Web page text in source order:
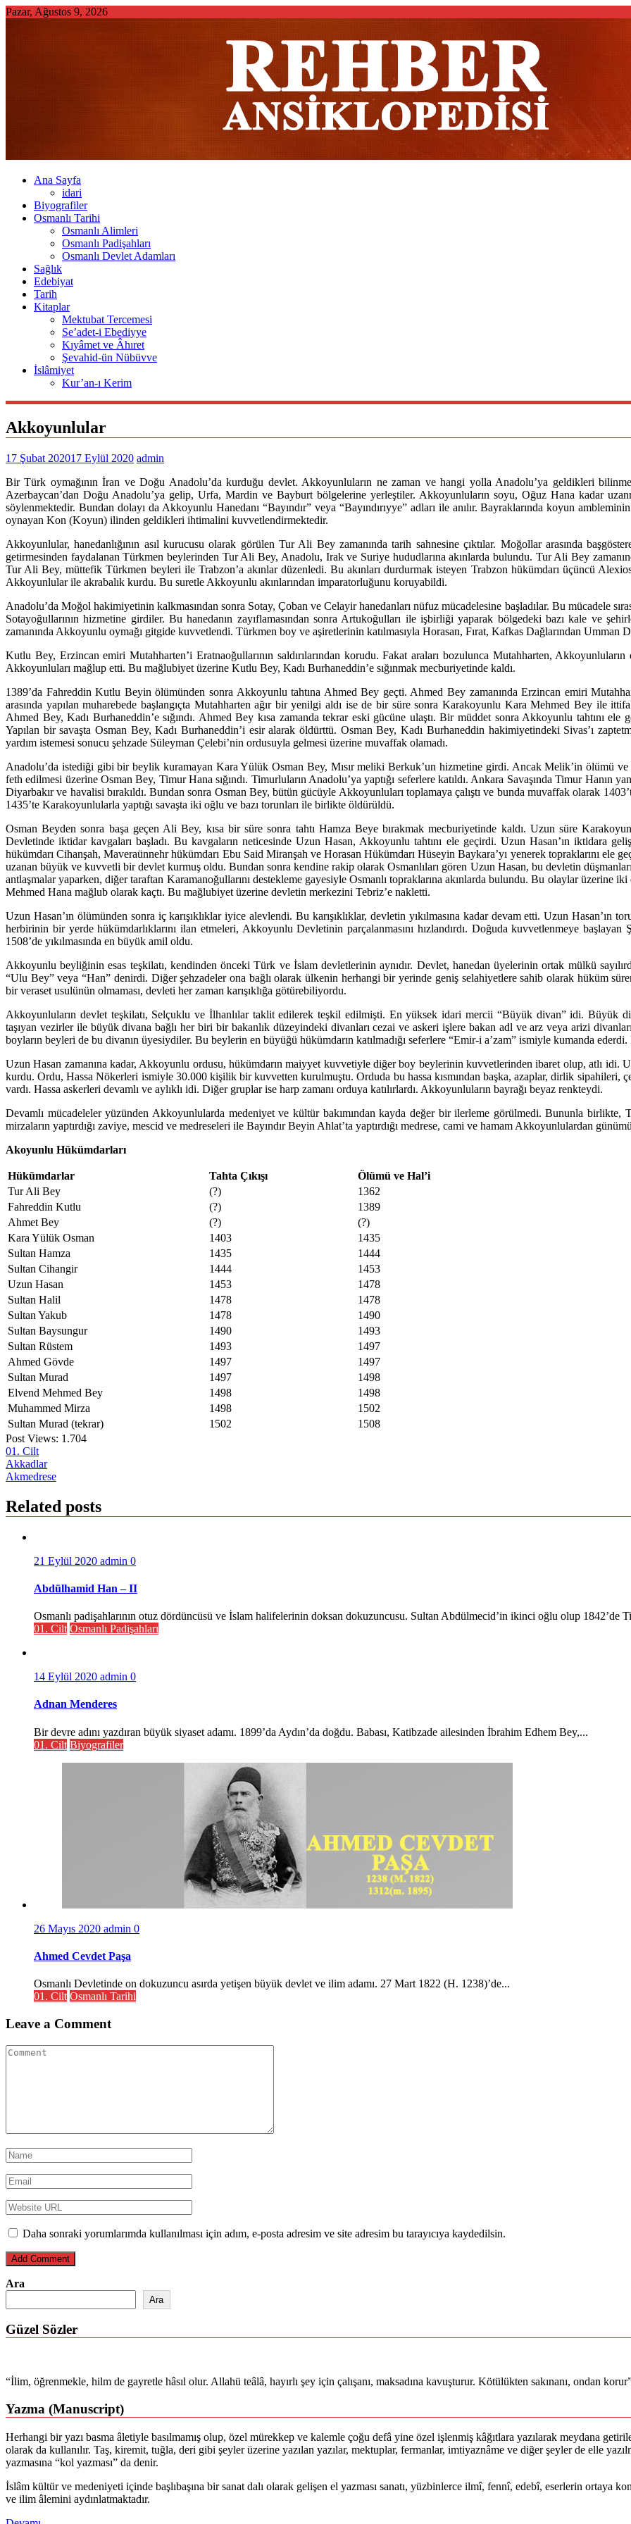
Skip
Pazar, Ağustos 9, 2026
Ana Sayfa
idari
Biyografiler
Osmanlı Tarihi
Osmanlı Alimleri
Osmanlı Padişahları
Osmanlı Devlet Adamları
Sağlık
Edebiyat
Tarih
Kitaplar
Mektubat Tercemesi
Se’adet-i Ebediyye
Kıyâmet ve Âhıret
Şevahid-ün Nübüvve
İslâmiyet
Kur’an-ı Kerim
Akkoyunlular
17 Şubat 202017 Eylül 2020 admin
Bir Türk oymağının İran ve Doğu Anadolu’da kurduğu devlet. Akkoyunluların ne zaman ve hangi yolla Anadolu’ya geldikleri
Azerbaycan’dan Doğu Anadolu’ya gelip, Urfa, Mardin ve Bayburt bölgelerine yerleştiler. Akkoyunluların soyu, Oğuz Hana kadar
söylenmektedir. Bundan dolayı da Akkoyunlu Hanedanı “Bayındır” veya “Bayındırıyye” adları ile anılır. Bayraklarında koyun
oynayan Kon (Koyun) ilinden geldikleri ihtimalini kuvvetlendirmektedir.
Akkoyunlular, hanedanlığının asıl kurucusu olarak görülen Tur Ali Bey zamanında tarih sahnesine çıktılar. Moğollar arasında
getirmesinden faydalanan Türkmen beylerinden Tur Ali Bey, Anadolu, Irak ve Suriye hududlarına akınlarda bulundu. Tur Ali Bey
Tur Ali Bey, müttefik Türkmen beyleri ile Trabzon’a akınlar düzenledi. Bu akınları durdurmak isteyen Trabzon hükümdarı üçüncü
Akkoyunlular ile akrabalık kurdu. Bu suretle Akkoyunlu akınlarından imparatorluğunu koruyabildi.
Anadolu’da Moğol hakimiyetinin kalkmasından sonra Sotay, Çoban ve Celayir hanedanları nüfuz mücadelesine başladılar. Bu mücadele
Sotayoğullarının hizmetine girdiler. Bu hanedanın zayıflamasından sonra Artukoğulları ile işbirliği yaparak bölgedeki bazı kale ve
zamanında Akkoyunlu oymağı gitgide kuvvetlendi. Türkmen boy ve aşiretlerinin katılmasıyla Horasan, Fırat, Kafkas Dağlarından Umman
Kutlu Bey, Erzincan emiri Mutahharten’i Eratnaoğullarının saldırılarından korudu. Fakat araları bozulunca Mutahharten,
Akkoyunluları mağlup etti. Bu mağlubiyet üzerine Kutlu Bey, Kadı Burhaneddin’e sığınmak mecburiyetinde kaldı.
1389’da Fahreddin Kutlu Beyin ölümünden sonra Akkoyunlu tahtına Ahmed Bey geçti. Ahmed Bey zamanında Erzincan emiri
arasında yapılan muharebede başlangıçta Mutahharten ağır bir yenilgi aldı ise de bir süre sonra Karakoyunlu Kara Mehmed Bey ile
Ahmed Bey, Kadı Burhaneddin’e sığındı. Ahmed Bey kısa zamanda tekrar eski gücüne ulaştı. Bir müddet sonra Akkoyunlu tahtını
Yapılan bir savaşta Osman Bey, Kadı Burhaneddin’i esir alarak öldürttü. Osman Bey, Kadı Burhaneddin hakimiyetindeki Sivas’ı
yardım istemesi sonucu şehzade Süleyman Çelebi’nin ordusuyla gelmesi üzerine muvaffak olamadı.
Anadolu’da istediği gibi bir beylik kuramayan Kara Yülük Osman Bey, Mısır meliki Berkuk’un hizmetine girdi. Ancak Melik’in ölümü ve
feth edilmesi üzerine Osman Bey, Timur Hana sığındı. Timurluların Anadolu’ya yaptığı seferlere katıldı. Ankara Savaşında Timur Hanın
Diyarbakır ve havalisi bırakıldı. Bundan sonra Osman Bey, bütün gücüyle Akkoyunluları toplamaya çalıştı ve bunda muvaffak olarak
1435’te Karakoyunlularla yaptığı savaşta iki oğlu ve bazı torunları ile birlikte öldürüldü.
Osman Beyden sonra başa geçen Ali Bey, kısa bir süre sonra tahtı Hamza Beye bırakmak mecburiyetinde kaldı. Uzun süre
Devletinde iktidar kavgaları başladı. Bu kavgaların neticesinde Uzun Hasan, Akkoyunlu tahtını ele geçirdi. Uzun Hasan’ın iktidara
hükümdarı Cihanşah, Maveraünnehr hükümdarı Ebu Said Miranşah ve Horasan Hükümdarı Hüseyin Baykara’yı yenerek topraklarını ele
uzanan büyük ve kuvvetli bir devlet kurmuş oldu. Bundan sonra kendine rakip olarak Osmanlıları gören Uzun Hasan, bu devletin
antlaşmalar yaparken, diğer taraftan Karamanoğullarını destekleme gayesiyle Osmanlı topraklarına akınlarda bulundu. Bu olaylar üzerine
Mehmed Hana mağlub olarak kaçtı. Bu mağlubiyet üzerine devletin merkezini Tebriz’e nakletti.
Uzun Hasan’ın ölümünden sonra iç karışıklıklar iyice alevlendi. Bu karışıklıklar, devletin yıkılmasına kadar devam etti. Uzun Hasan’ın
herbirinin bir yerde hükümdarlıklarını ilan etmeleri, Akkoyunlu Devletinin parçalanmasını hızlandırdı. Doğuda kuvvetlenmeye
1508’de yıkılmasında en büyük amil oldu.
Akkoyunlu beyliğinin esas teşkilatı, kendinden önceki Türk ve İslam devletlerinin aynıdır. Devlet, hanedan üyelerinin ortak mülkü
“Ulu Bey” veya “Han” denirdi. Diğer şehzadeler ona bağlı olarak ülkenin herhangi bir yerinde geniş selahiyetlere sahib olarak hüküm
bir veraset usulünün olmaması, devleti her zaman karışıklığa götürebiliyordu.
Akkoyunluların devlet teşkilatı, Selçuklu ve İlhanlılar taklit edilerek teşkil edilmişti. En yüksek idari mercii “Büyük divan” idi. Büyük
taşıyan vezirler ile büyük divana bağlı her biri bir bakanlık düzeyindeki divanları cezai ve askeri işlere bakan adl ve arz veya arizi
boyların beyleri de bu divanın üyesiydiler. Bu beylerin en büyüğü hükümdarın katılmadığı seferlere “Emir-i a’zam” ismiyle kumanda
Uzun Hasan zamanına kadar, Akkoyunlu ordusu, hükümdarın maiyyet kuvvetiyle diğer boy beylerinin kuvvetlerinden ibaret olup, atlı idi.
kurdu. Ordu, Hassa Nökerleri ismiyle 30.000 kişilik bir kuvvetten kurulmuştu. Orduda bu hassa kısmından başka, azaplar, dirlik sipahileri,
vardı. Hassa askerleri devamlı ve aylıklı idi. Diğer gruplar ise harp zamanı orduya katılırlardı. Akkoyunluların bayrağı beyaz renkteydi.
Devamlı mücadeleler yüzünden Akkoyunlularda medeniyet ve kültür bakımından kayda değer bir ilerleme görülmedi. Bununla birlikte,
mirzaların yaptırdığı zaviye, mescid ve medreseleri ile Bayındır Beyin Ahlat’ta yaptırdığı medrese, cami ve hamam Akkoyunlulardan
Akoyunlu Hükümdarları
Hükümdarlar Tahta Çıkışı
Ölümü ve Hal’i
Tur Ali Bey
(?)
1362
Fahreddin Kutlu
(?)
1389
Ahmet Bey
(?)
(?)
Kara Yülük Osman
1403
1435
Sultan Hamza
1435
1444
Sultan Cihangir
1444
1453
Uzun Hasan
1453
1478
Sultan Halil
1478
1478
Sultan Yakub
1478
1490
Sultan Baysungur
1490
1493
Sultan Rüstem
1493
1497
Ahmed Gövde
1497
1497
Sultan Murad
1497
1498
Elvend Mehmed Bey
1498
1498
Muhammed Mirza
1498
1502
Sultan Murad (tekrar)
1502
1508
Post Views: 1.704
01. Cilt
Yazı
gezinmesi
Akkadlar
Akmedrese
Related posts
21 Eylül 2020 admin 0
Abdülhamid Han – II
Osmanlı padişahlarının otuz dördüncüsü ve İslam halifelerinin doksan dokuzuncusu. Sultan Abdülmecid’in ikinci oğlu olup 1842’de
01. Cilt Osmanlı Padişahları
14 Eylül 2020 admin 0
Adnan Menderes
Bir devre adını yazdıran büyük siyaset adamı. 1899’da Aydın’da doğdu. Babası, Katibzade ailesinden İbrahim Edhem Bey,...
01. Cilt Biyografiler
26 Mayıs 2020 admin 0
Ahmed Cevdet Paşa
Osmanlı Devletinde on dokuzuncu asırda yetişen büyük devlet ve ilim adamı. 27 Mart 1822 (H. 1238)’de...
01. Cilt Osmanlı Tarihi
Leave a Comment
Daha sonraki yorumlarımda kullanılması için adım, e-posta adresim ve site adresim bu tarayıcıya kaydedilsin.
Ara
Ara
Güzel Sözler
“İlim, öğrenmekle, hilm de gayretle hâsıl olur. Allahü teâlâ, hayırlı şey için çalışanı, maksadına kavuşturur. Kötülükten sakınanı, ondan
Yazma (Manuscript)
Herhangi bir yazı basma âletiyle basılmamış olup, özel mürekkep ve kalemle çoğu defâ yine özel işlenmiş kâğıtlara yazılarak meydana
olarak da kullanılır. Taş, kiremit, tuğla, deri gibi şeyler üzerine yazılan yazılar, mektuplar, fermanlar, imtiyaznâme ve diğer şeyler de elle
yazmasına “kol yazması” da denir.
İslâm kültür ve medeniyeti içinde başlıbaşına bir sanat dalı olarak gelişen el yazması sanatı, yüzbinlerce ilmî, fennî, edebî, eserlerin ortaya
ve ilim âlemini aydınlatmaktadır.